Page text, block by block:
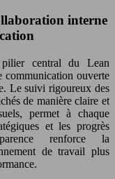
interne
central du Lean
communication ouverte
Le suivi rigoureux des
de manière claire et
permet à chaque
et les progrès
renforce la
de travail plus